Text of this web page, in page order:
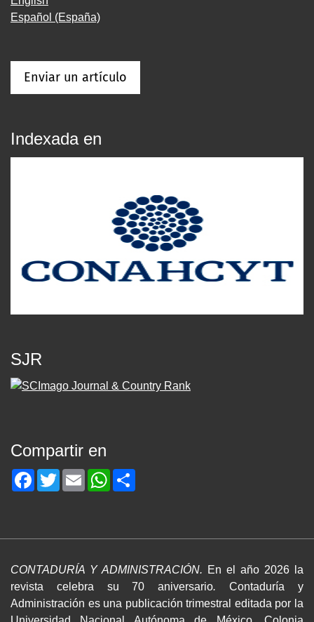
Español (España)
Enviar un artículo
Indexada en
SJR
Compartir en
Facebook
TwitterEmailWhatsApp
CONTADURÍA Y ADMINISTRACIÓN. En el año 2026 la
revista celebra su 70 aniversario.Contaduría y
Administración es una publicación trimestral editada por la